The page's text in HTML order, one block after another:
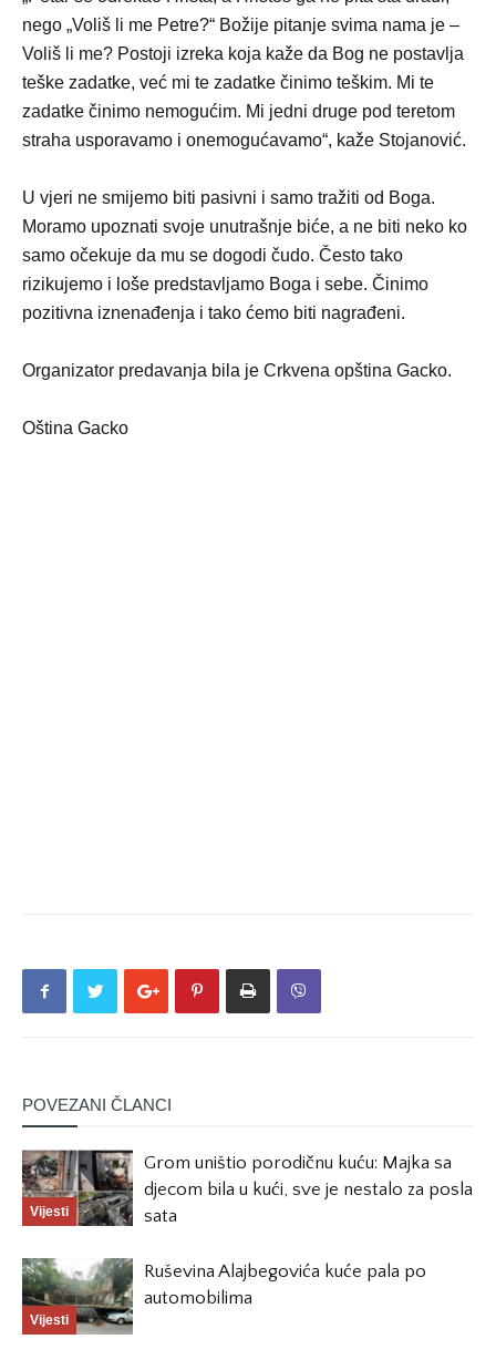
nego „Voliš li me Petre?“ Božije pitanje svima nama je –
Voliš li me? Postoji izreka koja kaže da Bog ne postavlja
teške zadatke, već mi te zadatke činimo teškim. Mi te
zadatke činimo nemogućim. Mi jedni druge pod teretom
straha usporavamo i onemogućavamo“, kaže Stojanović.
U vjeri ne smijemo biti pasivni i samo tražiti od Boga.
Moramo upoznati svoje unutrašnje biće, a ne biti neko ko
samo očekuje da mu se dogodi čudo. Često tako
rizikujemo i loše predstavljamo Boga i sebe. Činimo
pozitivna iznenađenja i tako ćemo biti nagrađeni.
Organizator predavanja bila je Crkvena opština Gacko.
Oština Gacko
POVEZANI ČLANCI
Vijesti
Grom uništio porodičnu kuću: Majka sa
djecom bila u kući, sve je nestalo za posla
sata
Vijesti
Ruševina Alajbegovića kuće pala po
automobilima